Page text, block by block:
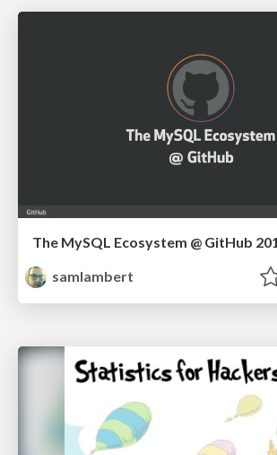
The MySQL Ecosystem @ GitHub
samlambert